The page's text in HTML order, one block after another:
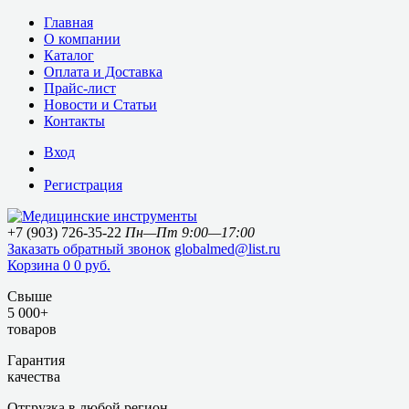
Главная
О компании
Каталог
Оплата и Доставка
Прайс-лист
Новости и Статьи
Контакты
Вход
Регистрация
+7 (903) 726-35-22 Пн—Пт 9:00—17:00
Заказать обратный звонок globalmed@list.ru
Корзина 0 0 руб.
Свыше
5 000+
товаров
Гарантия
качества